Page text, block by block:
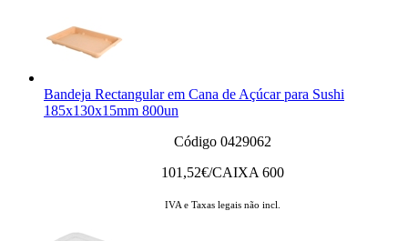
Bandeja Rectangular em Cana de Açúcar para Sushi
185x130x15mm 800un
Código 0429062
101,52€/CAIXA 600
IVA e Taxas legais não incl.